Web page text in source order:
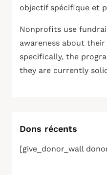
objectif spécifique et
Nonprofits use
awareness about
specifically, the
they are currently
Dons récents
[give_donor_wall